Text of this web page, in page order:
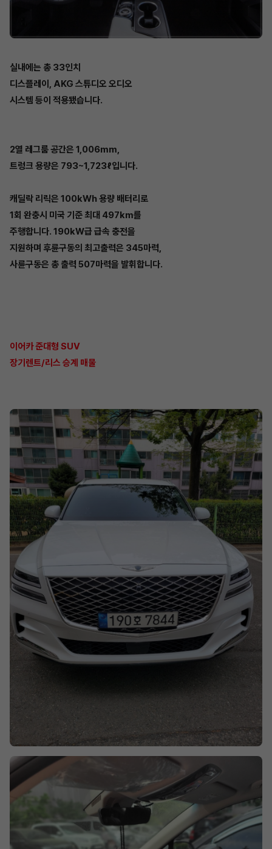
실내에는 총 33인치
디스플레이, AKG 스튜디오 오디오
시스템 등이 적용됐습니다.
2열 레그룸 공간은 1,006mm,
트렁크 용량은 793~1,723ℓ입니다.
캐딜락 리릭은 100kWh 용량 배터리로
1회 완충시 미국 기준 최대 497km를
주행합니다. 190kW급 급속 충전을
지원하며 후륜구동의 최고출력은 345마력,
사륜구동은 총 출력 507마력을 발휘합니다.
이어카 준대형 SUV
장기렌트/리스 승계 매물